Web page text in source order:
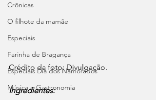
Crônicas
O filhote da mamãe
Especiais
Farinha de Bragança
Especiais Dia dos Namorados
Música e Gastronomia
Crédito da foto: Divulgação.
Ingredientes: